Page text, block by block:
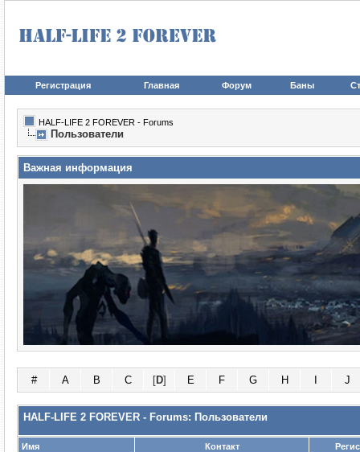
Регистрация Главная Форум Баны
HALF-LIFE 2 FOREVER - Forums
Пользователи
Важная информация
# A B C [D] E F G H J
HALF-LIFE 2 FOREVER - Forums: Пользователи
Имя Контакт